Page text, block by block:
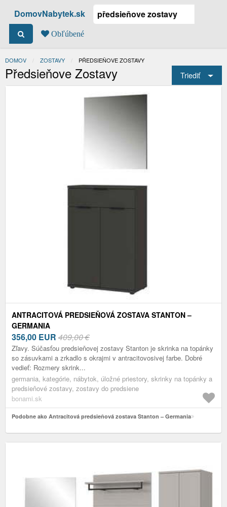
DomovNabytek.sk
Obľúbené
DOMOV ZOSTAVY ACTUAL:
PŘEDSIEŇOVE ZOSTAVY
Předsieňove Zostavy Triediť
ANTRACITOVÁ PREDSIEŇOVÁ ZOSTAVA STANTON –
GERMANIA
356,00 EUR 409,00 €
Zľavy. Súčasťou predsieňovej zostavy Stanton je skrinka na topánky
so zásuvkami a zrkadlo s okrajmi v antracitovosivej farbe. Dobré
vedieť: Rozmery skrink...
germania, kategórie, nábytok, úložné priestory, skrinky na topánky a
predsieňové zostavy, zostavy do predsiene
bonami.sk
Podobne ako Antracitová predsieňová zostava Stanton – Germania